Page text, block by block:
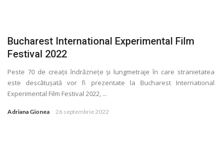
Bucharest International Experimental Film
Festival 2022
Peste 70 de creaţii îndrăzneţe și lungmetraje în care stranietatea
este descătușată vor fi prezentate la Bucharest International
Experimental Film Festival 2022, ...
Adriana Gionea 26 septembrie 2022